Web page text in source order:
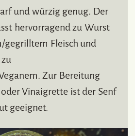
und würzig genug. Der
hervorragend zu Wurst
gegrilltem Fleisch und
zu
Zur Bereitung
Vinaigrette ist der Senf
geeignet.